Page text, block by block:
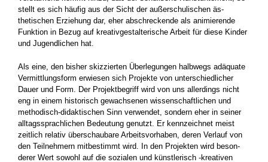
stellt es sich häufig aus der Sicht der außerschulischen äs­
thetischen Erziehung dar, eher abschreckende als animierende
Funktion in Bezug auf kreativ­gestalterische Arbeit für diese Kinder
und Ju­gendlichen hat.
Als eine, den bisher skizzierten Überlegungen halbwegs adäquate
Vermittlungsform erwiesen sich Projekte von unterschiedlicher
Dauer und Form. Der Projektbegriff wird von uns allerdings nicht
eng in einem historisch gewachsenen wis­senschaftlichen und
methodisch-didaktischen Sinn verwendet, sondern eher in seiner
alltags­sprachlichen Bedeutung genutzt. Er kennzeich­net meist
zeitlich relativ überschaubare Arbeits­vorhaben, deren Verlauf von
den Teilnehmern mitbestimmt wird. In den Projekten wird beson­
derer Wert sowohl auf die sozialen und künstle­risch -kreativen